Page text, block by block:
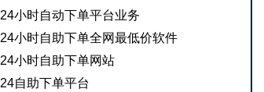
24小时自动下单平台业务
24小时自助下单全网最低价软件
24小时自助下单网站
24自助下单平台